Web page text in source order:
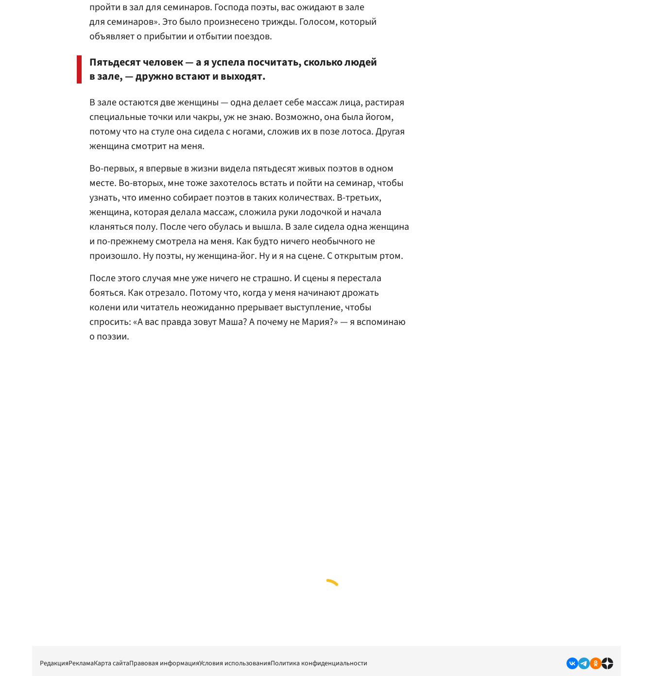
пройти в зал для семинаров. Господа поэты, вас ожидают в зале
для семинаров». Это было произнесено трижды. Голосом, который
объявляет о прибытии и отбытии поездов.
Пятьдесят человек — а я успела посчитать, сколько людей
в зале, — дружно встают и выходят.
В зале остаются две женщины — одна делает себе массаж лица, растирая
специальные точки или чакры, уж не знаю. Возможно, она была йогом,
потому что на стуле она сидела с ногами, сложив их в позе лотоса. Другая
женщина смотрит на меня.
Во-первых, я впервые в жизни видела пятьдесят живых поэтов в одном
месте. Во-вторых, мне тоже захотелось встать и пойти на семинар, чтобы
узнать, что именно собирает поэтов в таких количествах. В-третьих,
женщина, которая делала массаж, сложила руки лодочкой и начала
кланяться полу. После чего обулась и вышла. В зале сидела одна женщина
и по-прежнему смотрела на меня. Как будто ничего необычного не
произошло. Ну поэты, ну женщина-йог. Ну и я на сцене. С открытым ртом.
После этого случая мне уже ничего не страшно. И сцены я перестала
бояться. Как отрезало. Потому что, когда у меня начинают дрожать
колени или читатель неожиданно прерывает выступление, чтобы
спросить: «А вас правда зовут Маша? А почему не Мария?» — я вспоминаю
о поэзии.
РедакцияРекламаКарта сайтаПравовая информацияУсловия использованияПолитика конфиденциальности